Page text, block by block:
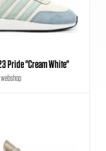
Pride "Cream White"
webshop